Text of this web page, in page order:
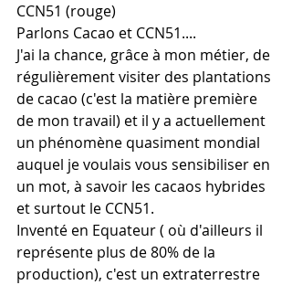
CCN51 (rouge)
Parlons Cacao et CCN51....
J'ai la chance, grâce à mon métier, de
régulièrement visiter des plantations
de cacao (c'est la matière première
de mon travail) et il y a actuellement
un phénomène quasiment mondial
auquel je voulais vous sensibiliser en
un mot, à savoir les cacaos hybrides
et surtout le CCN51.
Inventé en Equateur ( où d'ailleurs il
représente plus de 80% de la
production), c'est un extraterrestre